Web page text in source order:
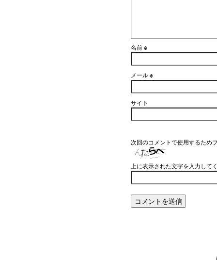
名前※
メール※
サイト
次回のコメントで使用するため
上に表示された文字を入力して